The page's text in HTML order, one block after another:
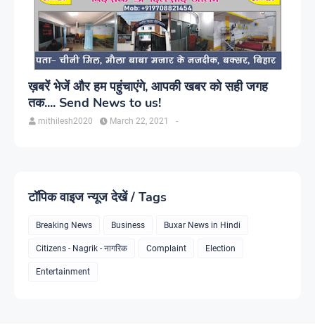
ख़बरें भेजें और हम पहुंचाएंगे, आपकी खबर को सही जगह
तक.... Send News to us!
mithilesh2020 -
March 22, 2021
टॉपिक वाइज न्यूज देखें / Tags
Breaking News Business Buxar News in Hindi
Citizens - Nagrik - नागरिक Complaint Election
Entertainment